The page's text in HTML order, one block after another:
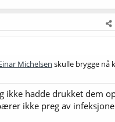
Michelsen skulle brygge nå
ikke hadde drukket dem
ikke preg av